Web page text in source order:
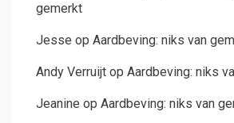
gemerkt
Jesse op Aardbeving: niks van
Andy Verruijt op Aardbeving: niks
Jeanine op Aardbeving: niks van